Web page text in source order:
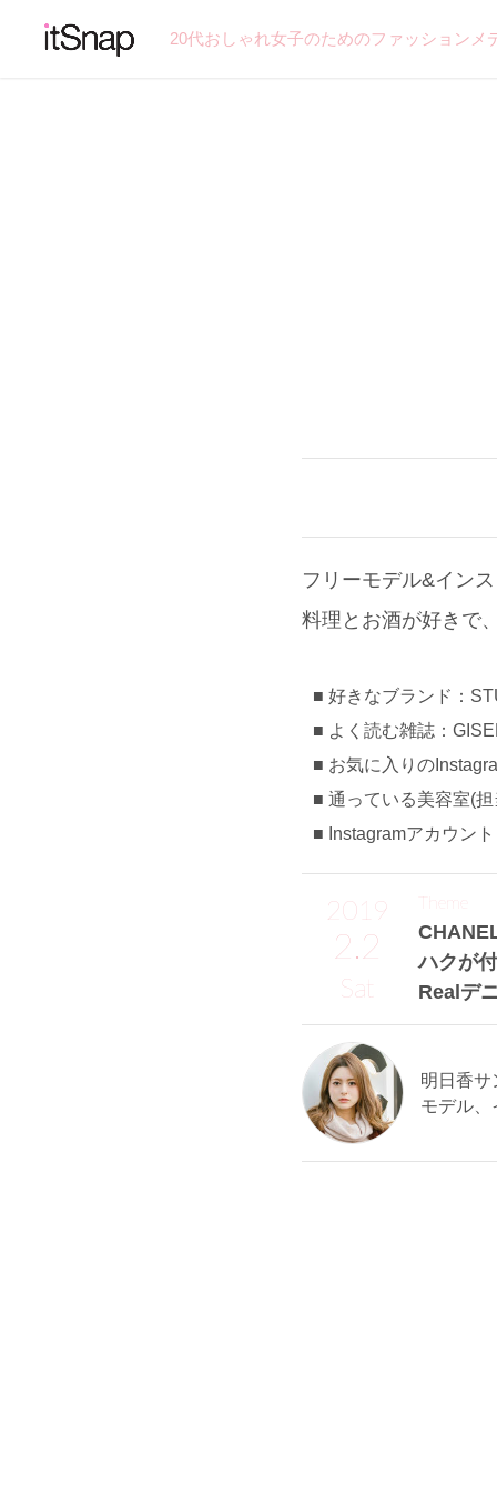
20代おしゃれ女子のためのファッション
フリーモデル&イン
料理とお酒が好きで
好きなブランド：
よく読む雑誌：
お気に入りの
通っている美容室(
Instagramアカウン
2019
2.2
Sat
ハクが
Realデ
Theme
明日香サ
モデル、